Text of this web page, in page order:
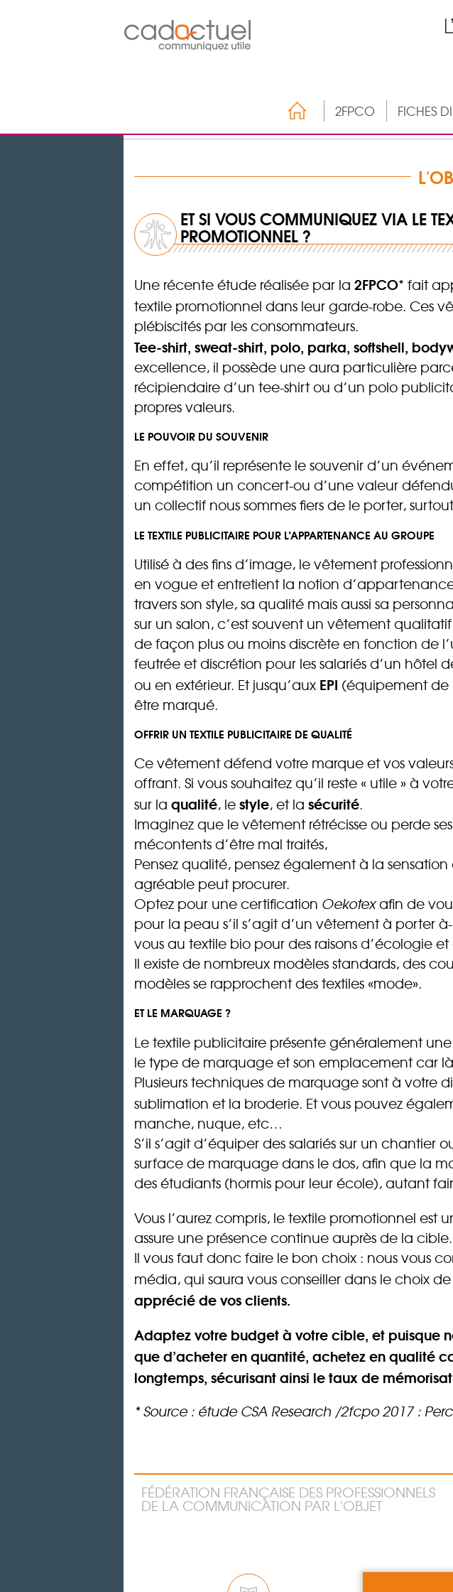
2FPCO FICHES
ET SI VOUS COMMUNIQUEZ VIA LE
PROMOTIONNEL ?
Une récente étude réalisée par la 2FPCO* fait
textile promotionnel dans leur garde-robe. Ces
plébiscités par les consommateurs.
Tee-shirt, sweat-shirt, polo, parka, softshell,
excellence, il possède une aura particulière
récipiendaire d’un tee-shirt ou d’un polo
propres valeurs.
LE POUVOIR DU SOUVENIR
En effet, qu’il représente le souvenir d’un
compétition un concert-ou d’une valeur
un collectif nous sommes fiers de le porter,
LE TEXTILE PUBLICITAIRE POUR L’APPARTENANCE AU GROUPE
Utilisé à des fins d’image, le vêtement
en vogue et entretient la notion
travers son style, sa qualité mais aussi sa
sur un salon, c’est souvent un vêtement
de façon plus ou moins discrète en fonction de
feutrée et discrétion pour les salariés d’un hôtel
ou en extérieur. Et jusqu’aux EPI (équipement de
être marqué.
OFFRIR UN TEXTILE PUBLICITAIRE DE QUALITÉ
Ce vêtement défend votre marque et vos
offrant. Si vous souhaitez qu’il reste « utile » à
sur la qualité, lestyle, et la sécurité.
Imaginez que le vêtement rétrécisse ou perde
mécontents d’être mal traités,
Pensez qualité, pensez également à la
agréable peut procurer.
Optez pour une certification Oekotexafin de
pour la peau s’il s’agit d’un vêtement à porter
vous au textile bio pour des raisons d’écologie
Il existe de nombreux modèles standards, des
modèles se rapprochent des textiles «mode».
ET LE MARQUAGE ?
Le textile publicitaire présente généralement
le type de marquage et son emplacement car là
Plusieurs techniques de marquage sont à votre
sublimation et la broderie. Et vous pouvez
manche, nuque, etc…
S’il s’agit d’équiper des salariés sur un
surface de marquage dans le dos, afin que la
des étudiants (hormis pour leur école), autant
Vous l’aurez compris, le textile promotionnel est
assure une présence continue auprès de la cible.
Il vous faut donc faire le bon choix : nous vous
média, qui saura vous conseiller dans le choix
apprécié de vos clients.
Adaptez votre budget à votre cible, et puisque
que d’acheter en quantité, achetez en qualité
longtemps, sécurisant ainsi le taux de
* Source : étude CSA Research /2fcpo 2017 :
FÉDÉRATION FRANÇAISE DES PROFESSIONNELS
DE LA COMMUNICATION PAR L'OBJET